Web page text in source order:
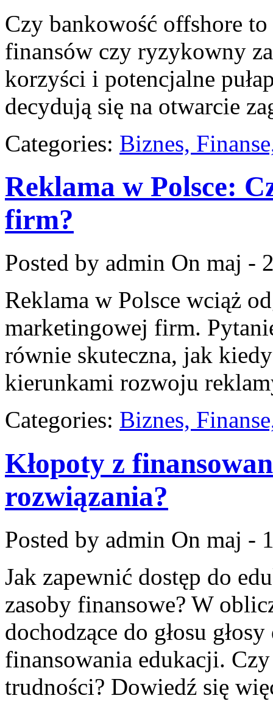
Czy bankowość offshore
finansów czy ryzykowny
korzyści i potencjalne
decydują się na otwarcie
Categories: Biznes,
Reklama w Polsce:
firm?
Posted by admin On maj -
Reklama w Polsce wciąż
marketingowej firm.
równie skuteczna, jak
kierunkami rozwoju
Categories: Biznes,
Kłopoty z
rozwiązania?
Posted by admin On maj -
Jak zapewnić dostęp do
zasoby finansowe? W
dochodzące do głosu
finansowania edukacji.
trudności? Dowiedź się